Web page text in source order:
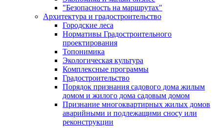
"Безопасность на маршрутах"
Архитектура и градостроительство
Городские леса
Нормативы Градостроительного
проектирования
Топонимика
Экологическая культура
Комплексные программы
Градостроительство
Порядок признания садового дома жилым
домом и жилого дома садовым домом
Признание многоквартирных жилых домов
аварийными и подлежащими сносу или
реконструкции